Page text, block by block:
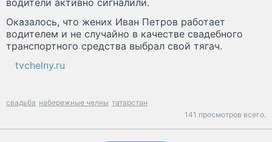
водители активно сигналили.
Оказалось, что жених Иван Петров работает
водителем и не случайно в качестве свадебного
транспортного средства выбрал свой тягач.
tvchelny.ru
свадьба набережные челны татарстан
141 просмотров всего.